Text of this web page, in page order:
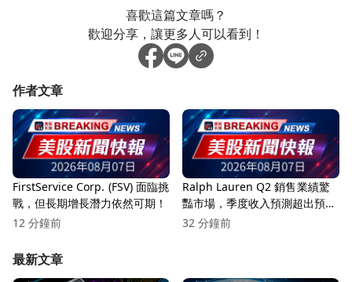
喜歡這篇文章嗎？
歡迎分享，讓更多人可以看到！
作者文章
FirstService Corp. (FSV) 面臨挑
戰，但長期增長潛力依然可期！
12 分鐘前
Ralph Lauren Q2 銷售業績驚
豔市場，季度收入預測超出預
期！
32 分鐘前
最新文章